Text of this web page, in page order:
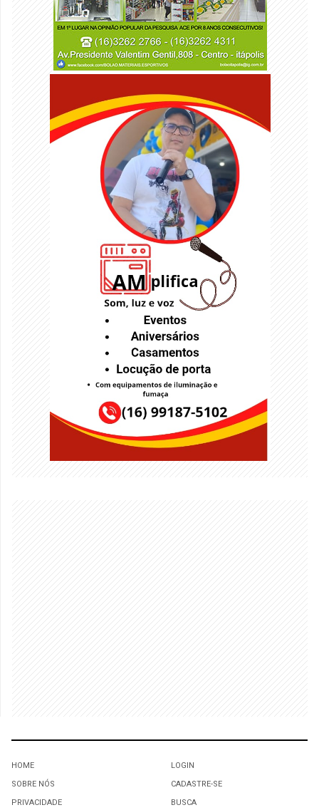
HOME
SOBRE NÓS
PRIVACIDADE
LOGIN
CADASTRE-SE
BUSCA